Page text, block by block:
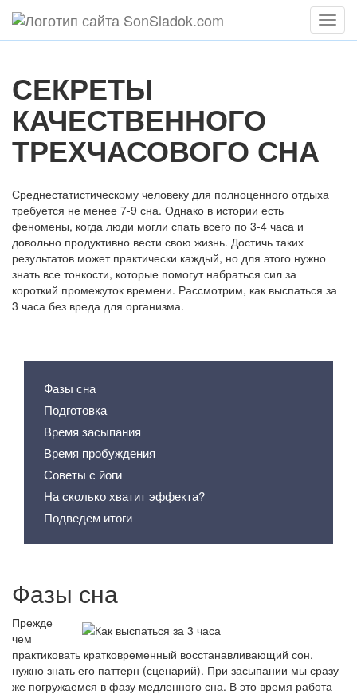
Меню
СЕКРЕТЫ
КАЧЕСТВЕННОГО
ТРЕХЧАСОВОГО СНА
Среднестатистическому человеку для полноценного отдыха
требуется не менее 7-9 сна. Однако в истории есть
феномены, когда люди могли спать всего по 3-4 часа и
довольно продуктивно вести свою жизнь. Достичь таких
результатов может практически каждый, но для этого нужно
знать все тонкости, которые помогут набраться сил за
короткий промежуток времени. Рассмотрим, как выспаться за
3 часа без вреда для организма.
Фазы сна
Подготовка
Время засыпания
Время пробуждения
Советы с йоги
На сколько хватит эффекта?
Подведем итоги
Фазы сна
Прежде
чем
практиковать кратковременный восстанавливающий сон,
нужно знать его паттерн (сценарий). При засыпании мы сразу
же погружаемся в фазу медленного сна. В это время работа